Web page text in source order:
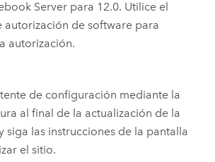
Serverpara 12.0. Utilice el
autorización de software para
autorización.
de configuración mediante la
al final de la actualización de la
siga las instrucciones de la pantalla
el sitio.